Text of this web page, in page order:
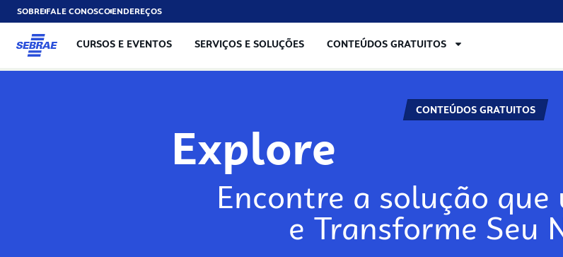
SOBREFALE CONOSCOENDEREÇOS
CURSOS E EVENTOS SERVIÇOS E SOLUÇÕES CONTEÚDOS GRATUITOS
CONTEÚDOS GRATUITOS
Explore
Encontre a solução que
e Transforme Seu